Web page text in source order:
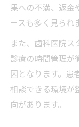
不安を感じ
国民生
弁護士
歯科ト
トラブ
果への不満、返金
ースも多く見られ
また、歯科医院
診療の時間管理が
因となります。患
相談できる環境が
向があります。